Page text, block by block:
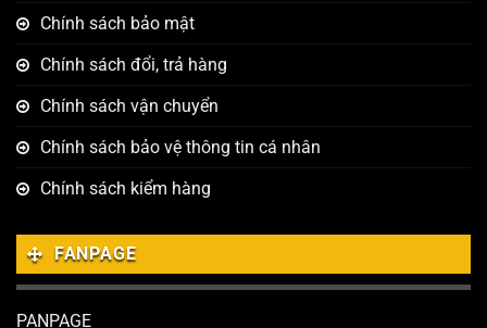
Chính sách bảo mật
Chính sách đổi, trả hàng
Chính sách vận chuyển
Chính sách bảo vệ thông tin cá nhân
Chính sách kiểm hàng
FANPAGE
PANPAGE